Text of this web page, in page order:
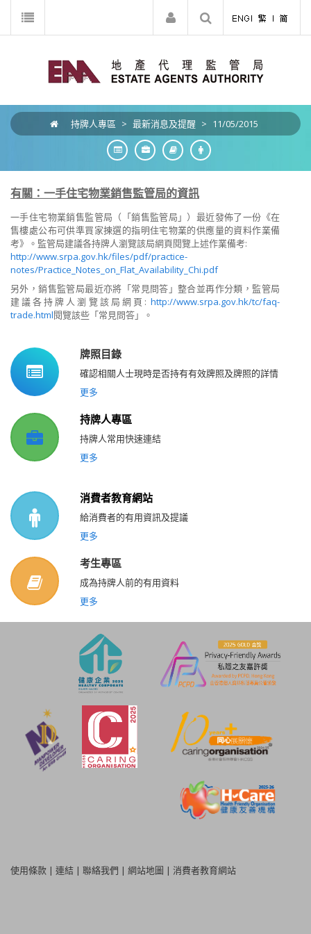
持牌人專區 > 最新消息及提醒 > 11/05/2015
有關：一手住宅物業銷售監管局的資訊
一手住宅物業銷售監管局（「銷售監管局」）最近發佈了一份《在
售樓處公布可供準買家揀選的指明住宅物業的供應量的資料作業備
考》。監管局建議各持牌人瀏覽該局網頁閱覽上述作業備考:
http://www.srpa.gov.hk/files/pdf/practice-
notes/Practice_Notes_on_Flat_Availability_Chi.pdf
另外，銷售監管局最近亦將「常見問答」整合並再作分類，監管局
建議各持牌人瀏覽該局網頁: http://www.srpa.gov.hk/tc/faq-
trade.html閱覽該些「常見問答」。
牌照目錄
確認相關人士現時是否持有有效牌照及牌照的詳情
更多
持牌人專區
持牌人常用快速連結
更多
消費者教育網站
給消費者的有用資訊及提議
更多
考生專區
成為持牌人前的有用資料
更多
使用條款 | 連結 | 聯絡我們 | 網站地圖 | 消費者教育網站